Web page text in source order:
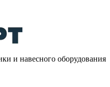
и навесного оборудования